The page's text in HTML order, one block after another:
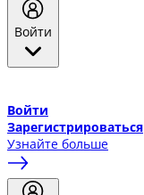
Войти
Войти
Зарегистрироваться
Узнайте больше